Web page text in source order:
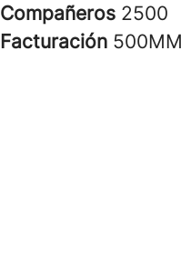
Compañeros 2500
Facturación 500MM